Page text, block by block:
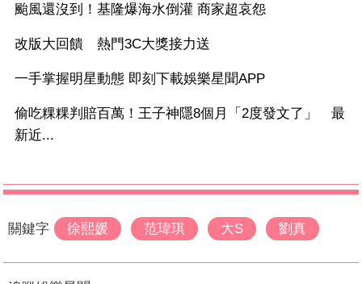
颱風還沒到！基隆爆海水倒灌 商家超哀怨
改版大回饋 熱門3C大獎接力送
一手掌握明星動態 即刻下載娛樂星聞APP
偷吃粿粿判賠百萬！王子神隱8個月「2度發文了」 最
新近...
關鍵字 徐熙媛 范瑋琪 大S 劉真